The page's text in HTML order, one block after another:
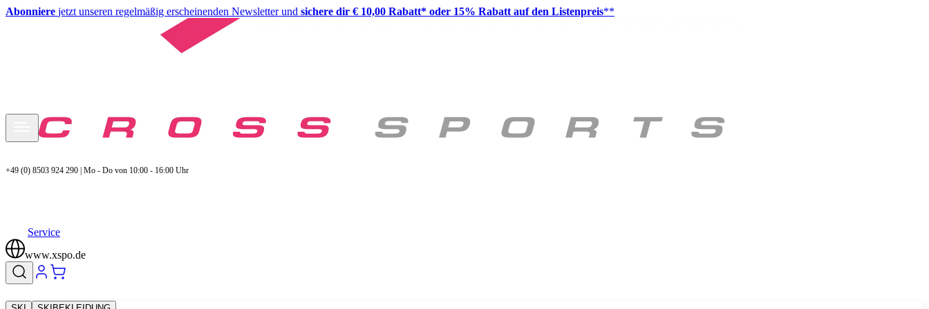
Abonniere jetzt unseren regelmäßig erscheinenden Newsletter und sichere dir € 10,00 Rabatt* oder 15% Rabatt auf den Listenpreis**
+49 (0) 8503 924 290 | Mo - Do von 10:00 - 16:00 Uhr
Service
www.xspo.de